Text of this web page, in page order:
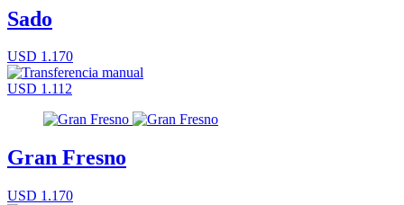
Sado
USD 1.170
USD 1.112
Gran Fresno
USD 1.170